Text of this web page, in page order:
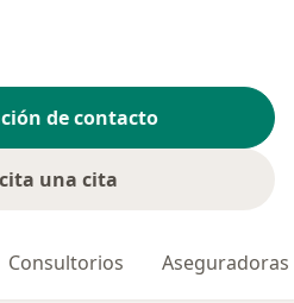
de contacto
una cita
Consultorios Aseguradoras